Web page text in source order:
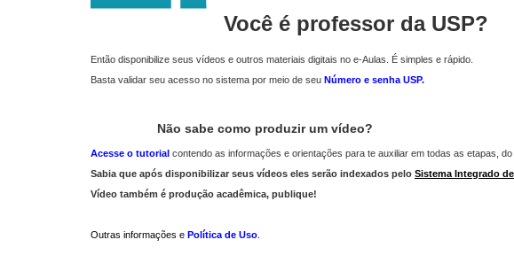
Você é professor da USP?
Então disponibilize seus vídeos e outros materiais digitais no e-Aulas. É simples e rápido.
Basta validar seu acesso no sistema por meio de seu Número e senha USP.
Não sabe como produzir um vídeo?
Acesse o tutorial contendo as informações e orientações para te auxiliar em todas as etapas,
Sabia que após disponibilizar seus vídeos eles serão indexados pelo Sistema Integrado
Vídeo também é produção acadêmica, publique!
Outras informações e Política de Uso